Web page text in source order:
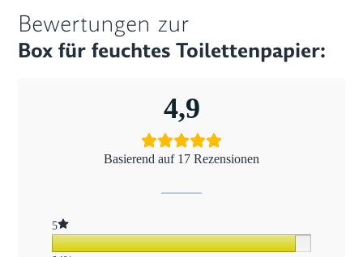
Bewertungen zur
Box für feuchtes Toilettenpapier:
4,9
Basierend auf 17 Rezensionen
5